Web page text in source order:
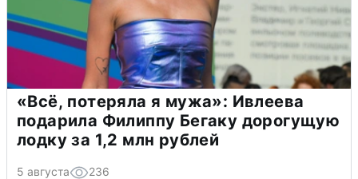
«Всё, потеряла я мужа»: Ивлеева
подарила Филиппу Бегаку дорогущую
лодку за 1,2 млн рублей
5 августа 236